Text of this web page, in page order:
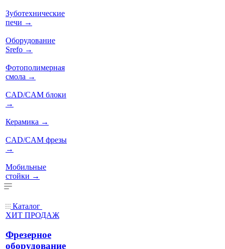
Зуботехнические
печи →
Оборудование
Srefo →
Фотополимерная
смола →
CAD/CAM блоки
→
Керамика →
CAD/CAM фрезы
→
Мобильные
стойки →
Каталог
ХИТ ПРОДАЖ
Фрезерное
оборудование